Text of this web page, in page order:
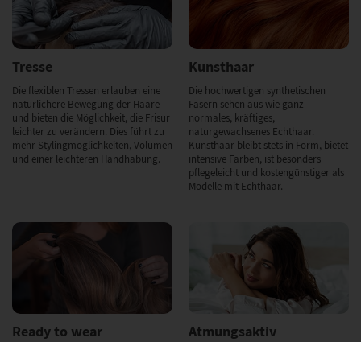
Tresse
Die flexiblen Tressen erlauben eine
natürlichere Bewegung der Haare
und bieten die Möglichkeit, die Frisur
leichter zu verändern. Dies führt zu
mehr Stylingmöglichkeiten, Volumen
und einer leichteren Handhabung.
Kunsthaar
Die hochwertigen synthetischen
Fasern sehen aus wie ganz
normales, kräftiges,
naturgewachsenes Echthaar.
Kunsthaar bleibt stets in Form, bietet
intensive Farben, ist besonders
pflegeleicht und kostengünstiger als
Modelle mit Echthaar.
Ready to wear Atmungsaktiv